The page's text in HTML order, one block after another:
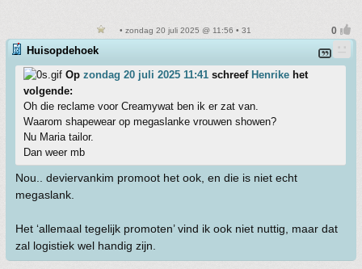
• zondag 20 juli 2025 @ 11:56 • 31
Huisopdehoek
Op zondag 20 juli 2025 11:41 schreef Henrike het
volgende:
Oh die reclame voor Creamywat ben ik er zat van.
Waarom shapewear op megaslanke vrouwen showen?
Nu Maria tailor.
Dan weer mb
Nou.. deviervankim promoot het ook, en die is niet echt
megaslank.
Het ‘allemaal tegelijk promoten’ vind ik ook niet nuttig, maar dat
zal logistiek wel handig zijn.